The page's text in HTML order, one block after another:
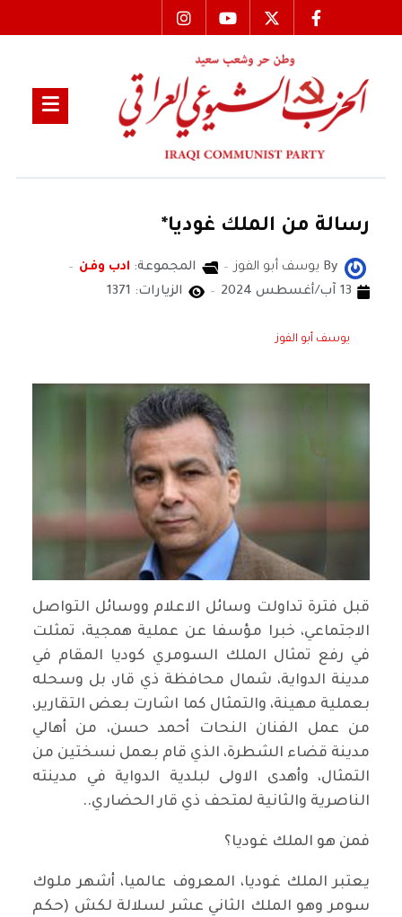
رسالة من الملك غوديا*
By يوسف أبو الفوز المجموعة: ادب وفن
13 آب/أغسطس 2024
الزيارات: 1371
يوسف أبو الفوز
قبل فترة تداولت وسائل الاعلام ووسائل التواصل
الاجتماعي، خبرا مؤسفا عن عملية همجية، تمثلت
في رفع تمثال الملك السومري كوديا المقام في
مدينة الدواية، شمال محافظة ذي قار، بل وسحله
بعملية مهينة، والتمثال كما اشارت بعض التقارير،
من عمل الفنان النحات أحمد حسن، من أهالي
مدينة قضاء الشطرة، الذي قام بعمل نسختين من
التمثال، وأهدى الاولى لبلدية الدواية في مدينته
الناصرية والثانية لمتحف ذي قار الحضاري..
فمن هو الملك غوديا؟
يعتبر الملك غوديا، المعروف عالميا، أشهر ملوك
سومر وهو الملك الثاني عشر لسلالة لكش (حكم